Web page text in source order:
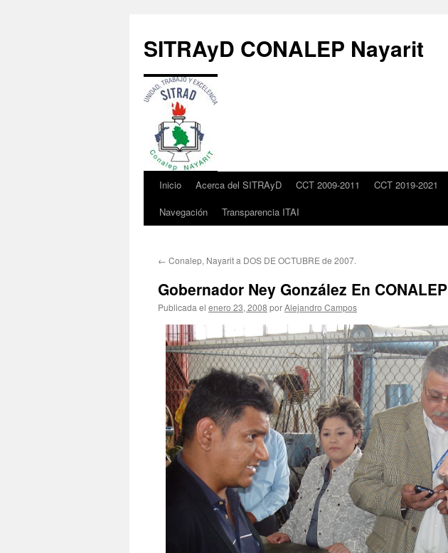
contenido
SITRAyD CONALEP Nayarit
Inicio Acerca del SITRAyD CCT 2009-2011 CCT 2019-2021
Navegación
Transparencia ITAI
← Conalep, Nayarit a DOS DE OCTUBRE de 2007.
Gobernador Ney González En CONALEP
Publicada el enero 23, 2008 porAlejandro Campos